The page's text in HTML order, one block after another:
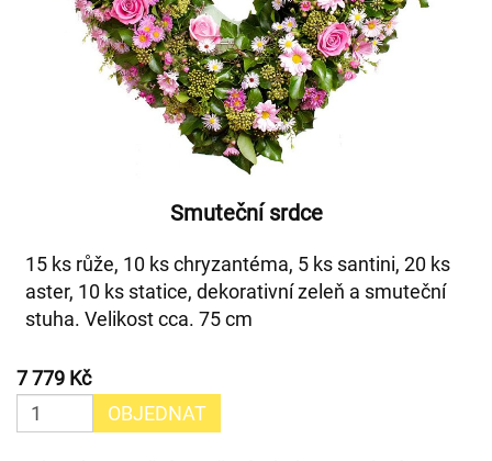
Smuteční srdce
15 ks růže, 10 ks chryzantéma, 5 ks santini, 20 ks
aster, 10 ks statice, dekorativní zeleň a smuteční
stuha. Velikost cca. 75 cm
7 779 Kč
OBJEDNAT